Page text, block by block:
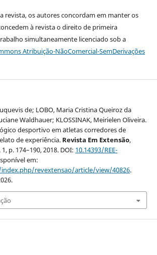
revista, os autores concordam em manter os
à revista o direito de primeira
simultaneamente licenciado sob a
Atribuição-NãoComercial-SemDerivações
de; LOBO, Maria Cristina Queiroz da
Waldhauer; KLOSSINAK, Meirielen Oliveira.
desportivo em atletas corredores de
de experiência. Revista Em Extensão,
p. 174–190, 2018. DOI: 10.14393/REE-
em:
revextensao/article/view/40826.